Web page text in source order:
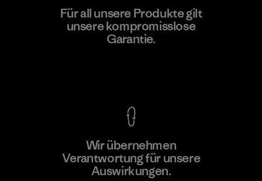
Mehr dazu
Sheico Thailand Co., Ltd.
Factory
Für all unsere Produkte gilt
unsere kompromisslose
Garantie.
Wir übernehmen
Verantwortung für unsere
Auswirkungen.